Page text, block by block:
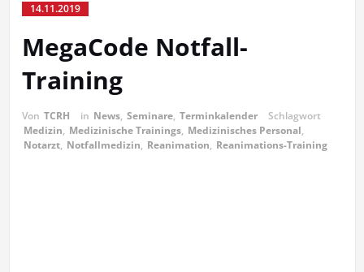
14.11.2019
MegaCode Notfall-
Training
Von TCRH in News, Seminare, Terminkalender
Schlagwort
Medizin, Medizinische Trainings, Medizinisches Personal,
Notarzt, Notfallmedizin, Reanimation, Reanimations-Training